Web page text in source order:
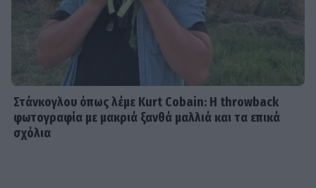
Στάνκογλου όπως λέμε Kurt Cobain: H throwback
φωτογραφία με μακριά ξανθά μαλλιά και τα επικά
σχόλια